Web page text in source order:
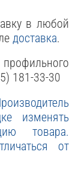
в любой
доставка.
181-33-30
изменять
товара.
от